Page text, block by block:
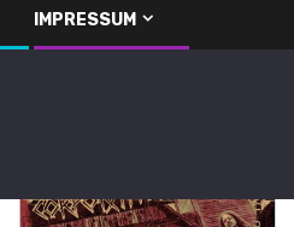
IMPRESSUM